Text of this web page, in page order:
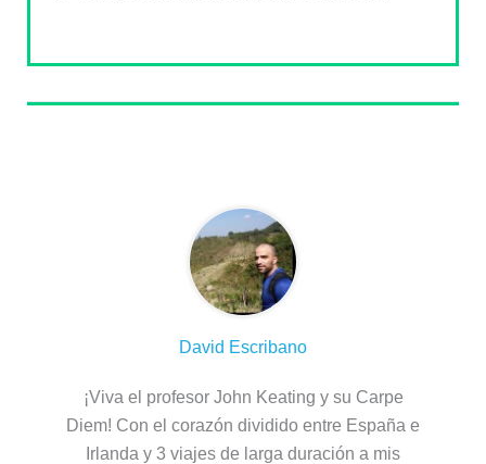
David Escribano
¡Viva el profesor John Keating y su Carpe
Diem! Con el corazón dividido entre España e
Irlanda y 3 viajes de larga duración a mis